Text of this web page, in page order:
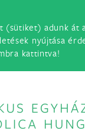
adunk át
nyújtása
kattintva!